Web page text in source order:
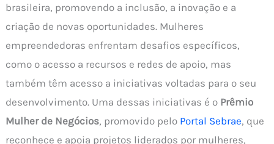
brasileira, promovendo a inclusão, a inovação e a
criação de novas oportunidades. Mulheres
empreendedoras enfrentam desafios específicos,
como o acesso a recursos e redes de apoio, mas
também têm acesso a iniciativas voltadas para o seu
desenvolvimento. Uma dessas iniciativas é o Prêmio
Mulher de Negócios, promovido pelo Portal Sebrae, que
reconhece e apoia projetos liderados por mulheres,